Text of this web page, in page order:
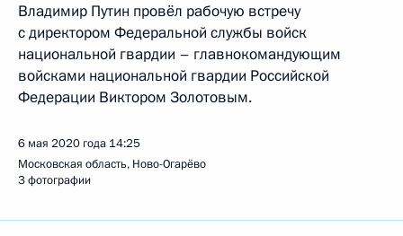
Владимир Путин провёл рабочую встречу
с директором Федеральной службы войск
национальной гвардии – главнокомандующим
войсками национальной гвардии Российской
Федерации Виктором Золотовым.
6 мая 2020 года 14:25
Московская область, Ново-Огарёво
3 фотографии